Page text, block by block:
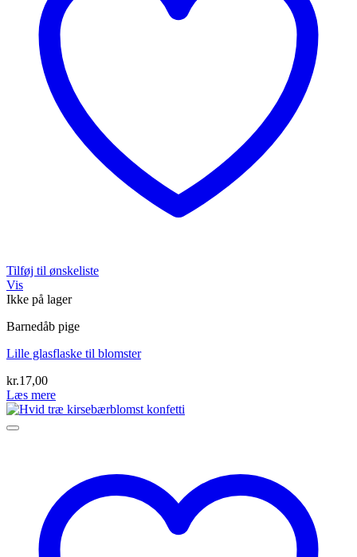
Tilføj til ønskeliste
Vis
Ikke på lager
Barnedåb pige
Lille glasflaske til blomster
kr.17,00
Læs mere